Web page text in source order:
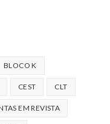
BLOCO K
CEST CLT
EM REVISTA